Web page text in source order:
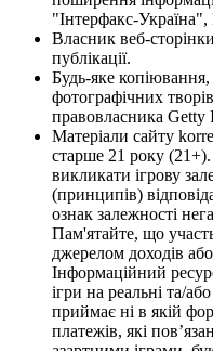
"Інтерфакс-
Власник веб-
публікації.
Будь-яке
фотографічних
правовласника Getty
Матеріали сайту
старше 21 року
викликати ігрову
(принципів)
ознак залежності
Пам'ятайте, що
джерелом доходів
Інформаційний
ігри на реальні та/
приймає ні в якій
платежів, які